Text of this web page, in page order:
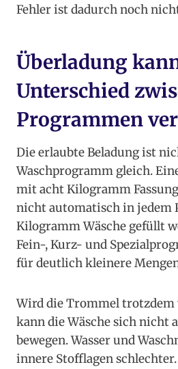
Fehler ist dadurch noch
Überladung
Unterschied
Programmen
Die erlaubte Beladung ist
Waschprogramm gleich.
mit acht Kilogramm
nicht automatisch in jedem
Kilogramm Wäsche gefüllt
Fein-, Kurz- und
für deutlich kleinere
Wird die Trommel
kann die Wäsche sich nicht
bewegen. Wasser und
innere Stofflagen